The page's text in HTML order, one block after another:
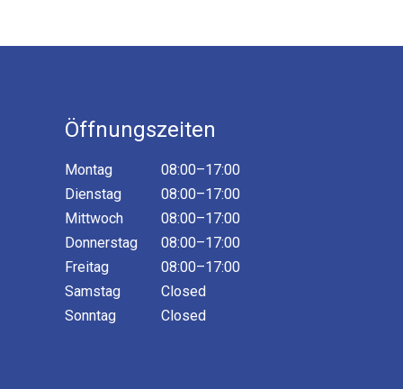
Öffnungszeiten
Montag
Dienstag
Mittwoch
Donnerstag
Freitag
Samstag
Sonntag
08:00–17:00
08:00–17:00
08:00–17:00
08:00–17:00
08:00–17:00
Closed
Closed